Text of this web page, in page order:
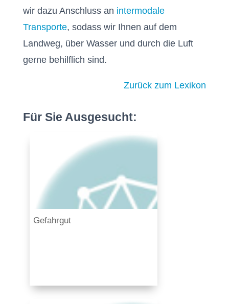
wir dazu Anschluss an intermodale
Transporte, sodass wir Ihnen auf dem
Landweg, über Wasser und durch die Luft
gerne behilflich sind.
Zurück zum Lexikon
Für Sie Ausgesucht:
Gefahrgut